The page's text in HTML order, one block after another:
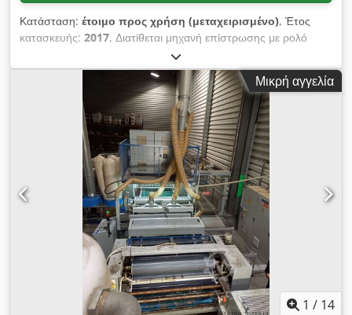
ελαχιστοποιεί τη σπατάλη υλικού. • Ρύθμιση: Μικρομετρική
ρύθμιση χειλιών για ακριβή έλεγχο του πάχους του φιλμ
κόλλας. • Τύπος: Δοχείο τήξης PUR 20 kg με θερμαινόμενη
πλάκα, όπου λιώνει μόνο η πάνω στρώση για τη διατήρηση
της χημικής ακεραιότητας της υπόλοιπης κόλλας. • Σύστημα
στεγανοποίησης: Αεροστεγής σχεδιασμός με ειδικές τσιμούχες
που αποτρέπουν την είσοδο αέρα/υγρασίας. • Αντλία:
Ενσωματωμένη οδοντωτή αντλία για σταθερή, χωρίς παλμούς
ροή κόλλας προς την κεφαλή εφαρμογής. • Λειτουργία: Διατηρεί
τη λειτουργική θερμοκρασία κόλλας κατά τη μεταφορά από τη
μονάδα τήξης στην κεφαλή σχισμής στους 120-150°C. •
Μήκος: 4,5 μέτρα. • Τεχνικά χαρακτηριστικά: Εσωτερικός
πυρήνας από PTFE (Teflon), ανθεκτικό σε υψηλή πίεση και
PUR. Διαθέτει ομοιόμορφο ηλεκτρικό θερμαντικό στοιχείο για
αποφυγή ψυχρών σημείων, υψηλής απόδοσης θερμομόνωση,
ενσωματωμένο θερμοστοιχείο και έλεγχο θερμοκρασίας μέσω
PLC της μηχανής. Csdpfx Akjym U Diovjrf
Κατάσταση: έτοιμο προς χρήση (μεταχειρισμένο), Έτος
κατασκευής: 2017, Διατίθεται μηχανή επίστρωσης με ρολό
Barberan. Ονομαστικό πλάτος: 1600mm, πλάτος εργασίας:
1450mm, ύψος εργασίας: 1200mm, ρύθμιση ύψους εργασίας:
+/-20mm, διάμετρος κυλίνδρων εφαρμογής, δοσομέτρησης και
λείανσης: 248mm, ισχύς θερμαντικού φυσιγγίου: 2x9,6kW, μέγ.
θερμοκρασία κύλισης: 165°C, εύρος πάχους τεμαχίου: 6mm-
80mm, συμπεριλαμβανομένου συστήματος τήξης τυμπάνου
SM-Klebetechnik GX75. Διαθέσιμη τεκμηρίωση. Είναι δυνατή η
διενέργεια επιτόπιου ελέγχου. Crjdowg Ez Tspfx Akvef
Μικρή αγγελία
1 / 14